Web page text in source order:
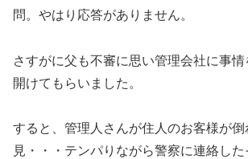
問。やはり応答がありません。
さすがに父も不審に思い管理会社に事
開けてもらいました。
すると、管理人さんが住人のお客様が
見・・・テンパりながら警察に連絡した